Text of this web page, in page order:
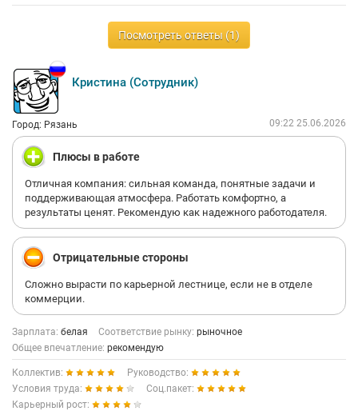
Посмотреть ответы (1)
Кристина (Сотрудник)
Город: Рязань 09:22 25.06.2026
Плюсы в работе
Отличная компания: сильная команда, понятные задачи и
поддерживающая атмосфера. Работать комфортно, а
результаты ценят. Рекомендую как надежного работодателя.
Отрицательные стороны
Сложно вырасти по карьерной лестнице, если не в отделе
коммерции.
Зарплата: белая Соответствие рынку: рыночное
Общее впечатление: рекомендую
Коллектив:
Руководство:
Условия труда:
Соц.пакет:
Карьерный рост: